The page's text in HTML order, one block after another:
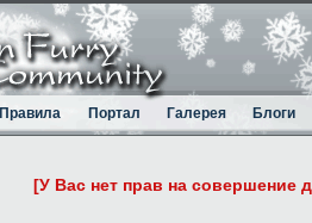
Правила Портал Галерея Блоги
[У Вас нет прав на совершение